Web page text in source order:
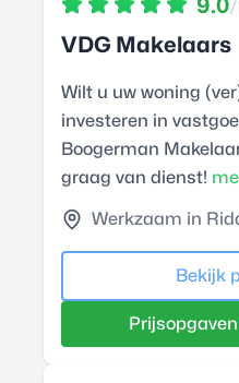
9.0/
VDG Makelaars
Wilt u uw woning
investeren in
Boogerman
graag van dienst!
Werkzaam in
Bekijk